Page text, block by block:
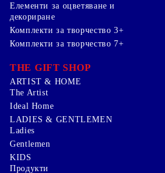
Елементи за оцветяване и
декориране
Комплекти за творчество 3+
Комплекти за творчество 7+
THE GIFT SHOP
ARTIST & HOME
The Artist
Ideal Home
LADIES & GENTLEMEN
Ladies
Gentlemen
KIDS
Продукти